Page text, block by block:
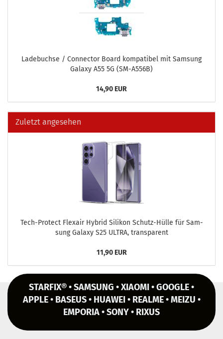
La­de­buch­se / Con­nec­tor Board kom­pa­ti­bel mit Sam­sung
Ga­la­xy A55 5G (SM-​A556B)
14,90 EUR
Zuletzt angesehen
Tech-​Protect Flex­air Hy­brid Si­li­kon Schutz-​Hülle für Sam­
sung Ga­la­xy S25 ULTRA, trans­pa­rent
11,90 EUR
STARFIX® • SAMSUNG • XIAOMI • GOOGLE •
APPLE • BASEUS • HUAWEI • REALME • MEIZU •
EMPORIA • SONY • RIXUS